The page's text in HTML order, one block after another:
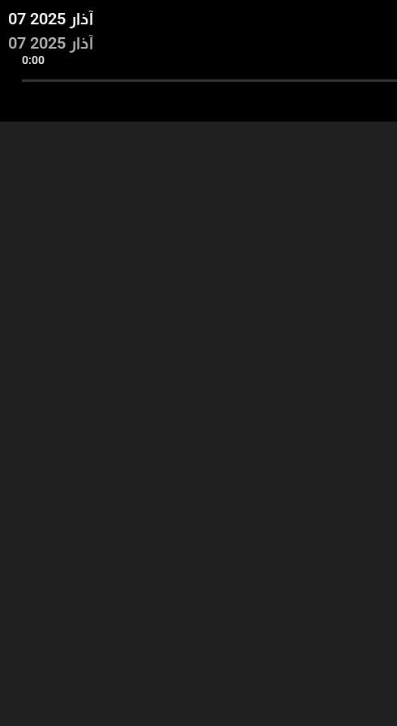
0:00
07 آذار 2025
07 آذار 2025